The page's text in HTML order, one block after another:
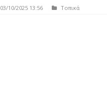
03/10/2025 13:56 Τοπικά